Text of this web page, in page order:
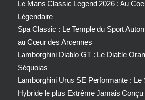
Le Mans Classic Legend 2026 : Au
Légendaire
Spa Classic : Le Temple du Sport
au Cœur des Ardennes
Lamborghini Diablo GT : Le Diable
Séquoias
Lamborghini Urus SE Performante : Le
Hybride le plus Extrême Jamais Conçu